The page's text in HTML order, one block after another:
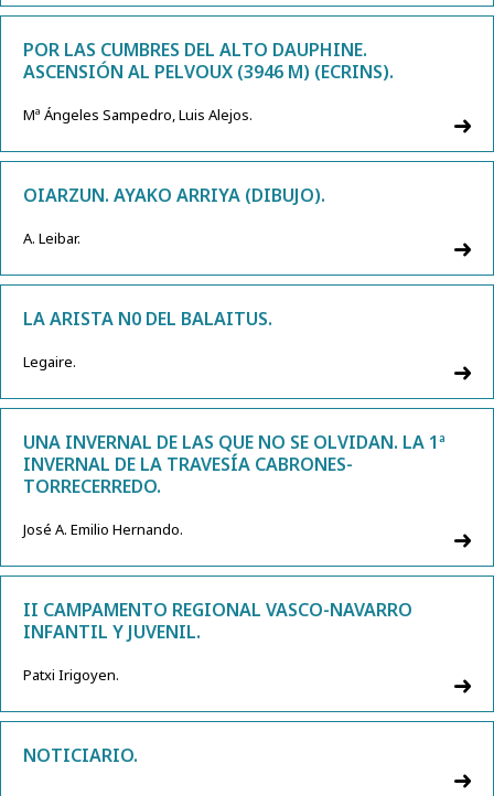
POR LAS CUMBRES DEL ALTO DAUPHINE.
ASCENSIÓN AL PELVOUX (3946 M) (ECRINS).
Mª Ángeles Sampedro, Luis Alejos.
OIARZUN. AYAKO ARRIYA (DIBUJO).
A. Leibar.
LA ARISTA N0 DEL BALAITUS.
Legaire.
UNA INVERNAL DE LAS QUE NO SE OLVIDAN. LA 1ª
INVERNAL DE LA TRAVESÍA CABRONES-
TORRECERREDO.
José A. Emilio Hernando.
II CAMPAMENTO REGIONAL VASCO-NAVARRO
INFANTIL Y JUVENIL.
Patxi Irigoyen.
NOTICIARIO.